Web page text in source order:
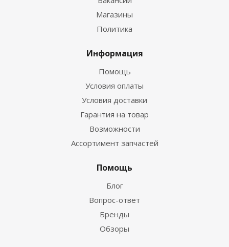
Магазины
Политика
Информация
Помощь
Условия оплаты
Условия доставки
Гарантия на товар
Возможности
Ассортимент запчастей
Помощь
Блог
Вопрос-ответ
Бренды
Обзоры